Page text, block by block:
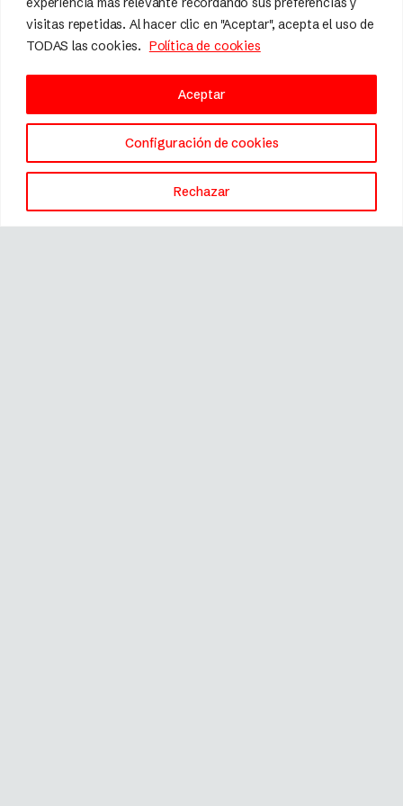
visitas repetidas. Al hacer clic en "Aceptar", acepta el uso de
TODAS las cookies. Política de cookies
Configuración de cookies
Rechazar
Aceptar
Condiciones Generales de Contratación
Política de envíos y devoluciones